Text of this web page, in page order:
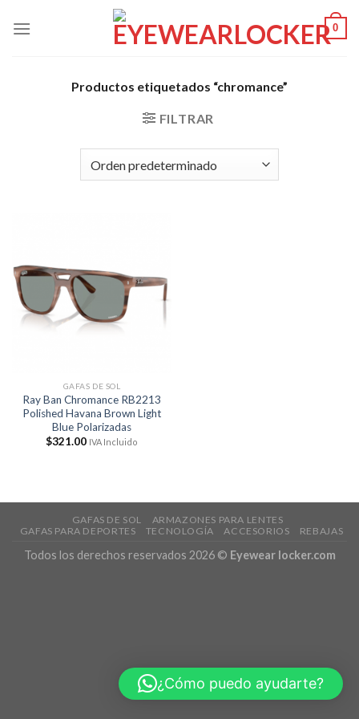
0
Productos etiquetados “chromance”
FILTRAR
GAFAS DE SOL
Ray Ban Chromance RB2213
Polished Havana Brown Light
Blue Polarizadas
$321.00 IVA Incluido
GAFAS DE SOL
ARMAZONES PARA LENTES
GAFAS PARA DEPORTES
TECNOLOGÍA ACCESORIOS REBAJAS
Todos los derechos reservados 2026 © Eyewear locker.com
¿Cómo puedo ayudarte?